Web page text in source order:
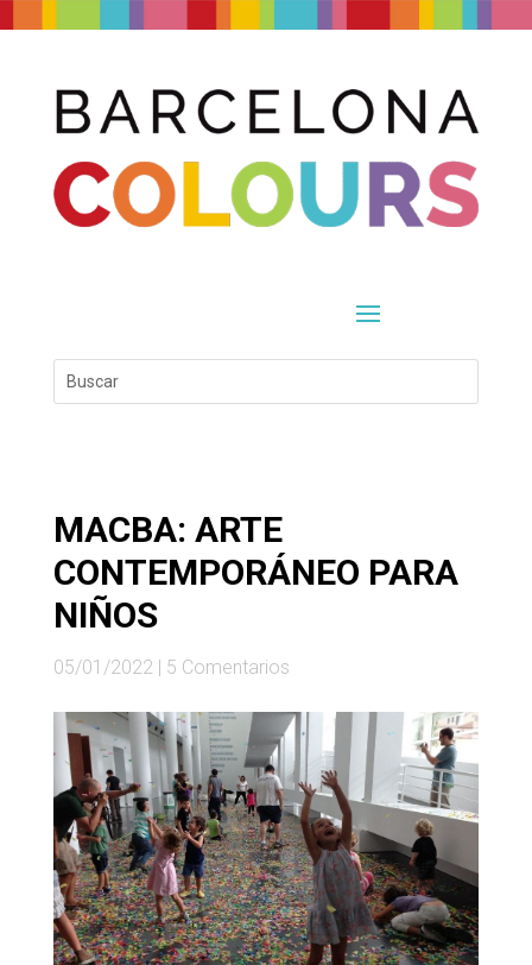
MACBA: ARTE
CONTEMPORÁNEO PARA
NIÑOS
05/01/2022| 5 Comentarios